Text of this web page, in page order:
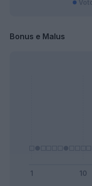
Bonus e Malus